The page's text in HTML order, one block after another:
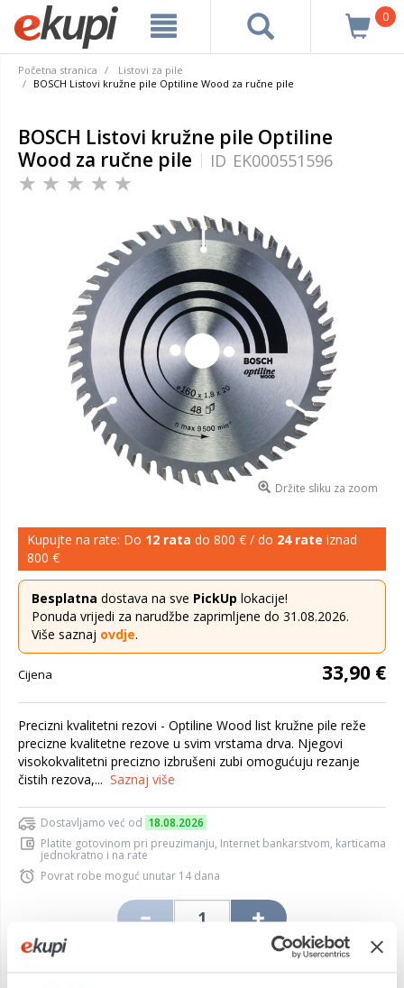
0
Početna stranica
Listovi za pile
BOSCH Listovi kružne pile Optiline Wood za ručne pile
BOSCH Listovi kružne pile Optiline
Wood za ručne pile
ID EK000551596
Držite sliku za zoom
Kupujte na rate: Do 12 rata do 800 € / do 24 rate iznad
800 €
Besplatna dostava na sve PickUp lokacije!
Ponuda vrijedi za narudžbe zaprimljene do 31.08.2026.
Više saznaj ovdje.
Cijena 33,90 €
Precizni kvalitetni rezovi - Optiline Wood list kružne pile reže
precizne kvalitetne rezove u svim vrstama drva. Njegovi
visokokvalitetni precizno izbrušeni zubi omogućuju rezanje
čistih rezova,... Saznaj više
Dostavljamo već od 18.08.2026
Platite gotovinom pri preuzimanju, Internet bankarstvom, karticama
jednokratno i na rate
Povrat robe moguć unutar 14 dana